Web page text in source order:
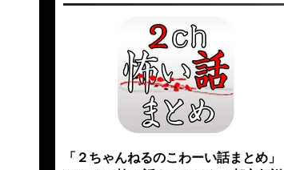
「２ちゃんねるのこわーい話まとめ」